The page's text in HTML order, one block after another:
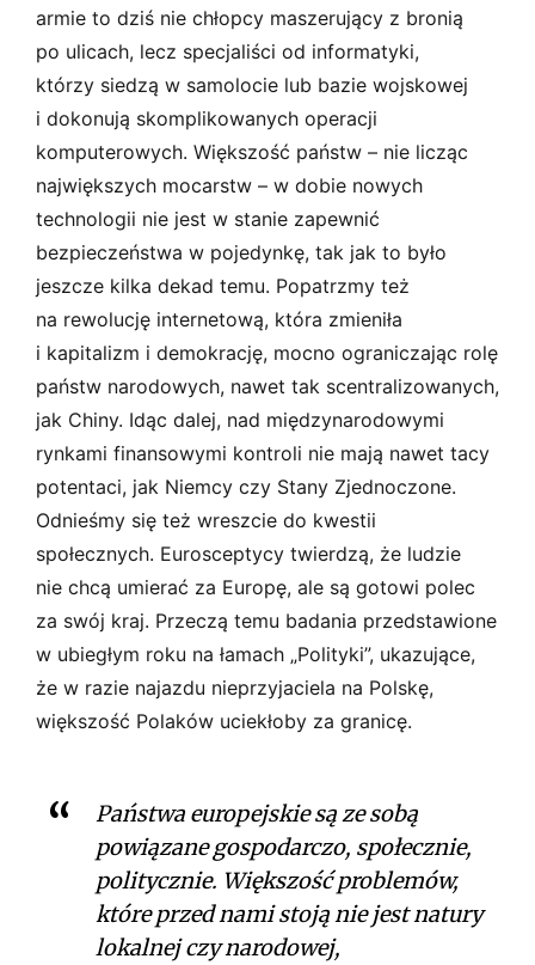
armie to dziś nie chłopcy maszerujący z bronią
po ulicach, lecz specjaliści od informatyki,
którzy siedzą w samolocie lub bazie wojskowej
i dokonują skomplikowanych operacji
komputerowych. Większość państw – nie licząc
największych mocarstw – w dobie nowych
technologii nie jest w stanie zapewnić
bezpieczeństwa w pojedynkę, tak jak to było
jeszcze kilka dekad temu. Popatrzmy też
na rewolucję internetową, która zmieniła
i kapitalizm i demokrację, mocno ograniczając rolę
państw narodowych, nawet tak scentralizowanych,
jak Chiny. Idąc dalej, nad międzynarodowymi
rynkami finansowymi kontroli nie mają nawet tacy
potentaci, jak Niemcy czy Stany Zjednoczone.
Odnieśmy się też wreszcie do kwestii
społecznych. Eurosceptycy twierdzą, że ludzie
nie chcą umierać za Europę, ale są gotowi polec
za swój kraj. Przeczą temu badania przedstawione
w ubiegłym roku na łamach „Polityki”, ukazujące,
że w razie najazdu nieprzyjaciela na Polskę,
większość Polaków uciekłoby za granicę.
Państwa europejskie są ze sobą
powiązane gospodarczo, społecznie,
politycznie. Większość problemów,
które przed nami stoją nie jest natury
lokalnej czy narodowej,